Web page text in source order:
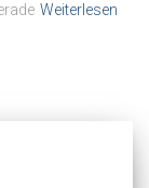
Weiterlesen